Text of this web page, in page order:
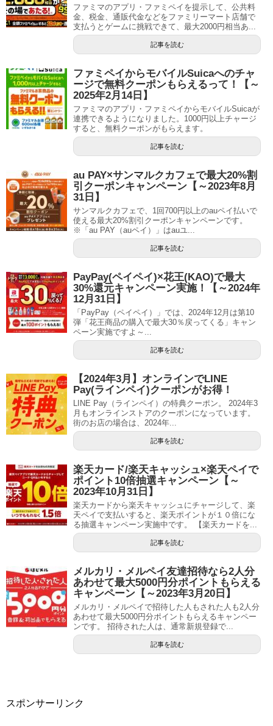
ファミマのアプリ・ファミペイを提示して、公共料
金、税金、通販代金などをファミリーマート店舗で
支払うとゲームに挑戦できて、最大2000円相当あ...
記事を読む
ファミペイからモバイルSuicaへのチャ
ージで無料クーポンもらえるって！【～
2025年2月14日】
ファミマのアプリ・ファミペイからモバイルSuicaが
連携できるようになりました。1000円以上チャージ
すると、無料クーポンがもらえます。
記事を読む
au PAY×サンマルクカフェで最大20%割
引クーポンキャンペーン【～2023年8月
31日】
サンマルクカフェで、1回700円以上のauペイ払いで
使える最大20%割引クーポンキャンペーンです。
※「au PAY（auペイ）」はauユ...
記事を読む
PayPay(ペイペイ)×花王(KAO)で最大
30%還元キャンペーン実施！【～2024年
12月31日】
「PayPay（ペイペイ）」では、2024年12月は第10
弾「花王商品の購入で最大30％戻ってくる」キャン
ペーン実施ですよ～...
記事を読む
【2024年3月】オンラインでLINE
Pay(ラインペイ)クーポンがお得！
LINE Pay（ラインペイ）の特典クーポン。 2024年3
月もオンラインストアのクーポンになっています。
街のお店の場合は、2024年...
記事を読む
楽天カード/楽天キャッシュ×楽天ペイで
ポイント10倍抽選キャンペーン【～
2023年10月31日】
楽天カードから楽天キャッシュにチャージして、楽
天ペイで支払いすると、楽天ポイントが１０倍にな
る抽選キャンペーン実施中です。 【楽天カードを...
記事を読む
メルカリ・メルペイ友達招待なら2人分
あわせて最大5000円分ポイントもらえる
キャンペーン【～2023年3月20日】
メルカリ・メルペイで招待した人もされた人も2人分
あわせて最大5000円分ポイントもらえるキャンペー
ンです。 招待された人は、通常新規登録で...
記事を読む
スポンサーリンク